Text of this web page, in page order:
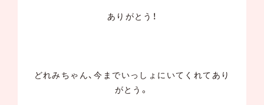
ありがとう！
どれみちゃん、今までいっしょにいてくれてあり
がとう。